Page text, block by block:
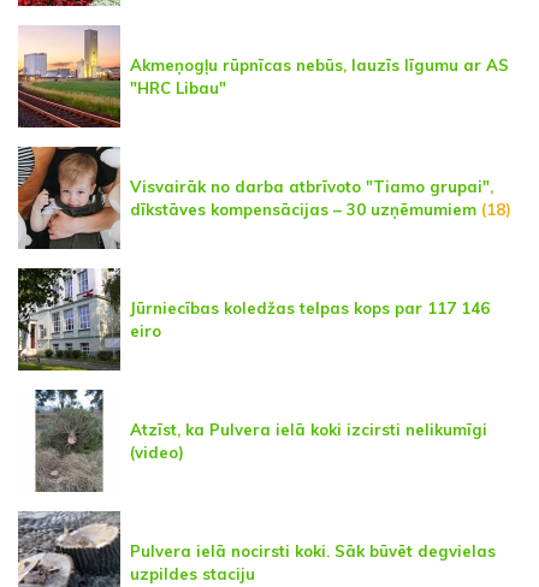
Akmeņogļu rūpnīcas nebūs, lauzīs līgumu ar AS
"HRC Libau"
Visvairāk no darba atbrīvoto "Tiamo grupai",
dīkstāves kompensācijas – 30 uzņēmumiem (18)
Jūrniecības koledžas telpas kops par 117 146
eiro
Atzīst, ka Pulvera ielā koki izcirsti nelikumīgi
(video)
Pulvera ielā nocirsti koki. Sāk būvēt degvielas
uzpildes staciju